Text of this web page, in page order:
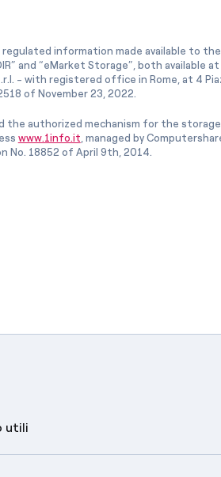
information made available to the
and “eMarket Storage”, both available
- with registered office in Rome, at 4
of November 23, 2022.
the authorized mechanism for the
www.1info.it , managed by
No. 18852 of April 9th, 2014.
utili